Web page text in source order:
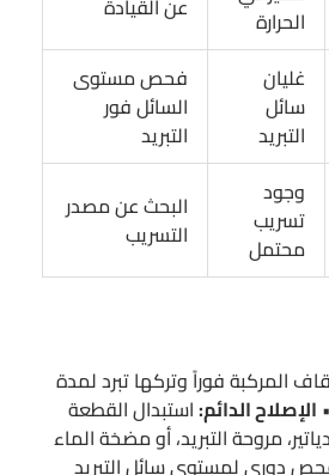
الحرارة
عن القيادة
غليان
سائل
التبريد
فحص مستوى
السائل فور
التبريد
وجود
تسريب
محتمل
البحث عن مصدر
التسريب
المركبة فوراً وتركها تبرد لمدة
الإصلاح الدائم:استبدال القطعة
مروحة التبريد، أو مضخة الماء
دوري لمستوى سائل التبريد